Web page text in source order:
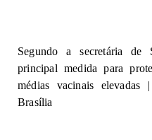
Segundo a secretária de
principal medida para
médias vacinais
Brasília